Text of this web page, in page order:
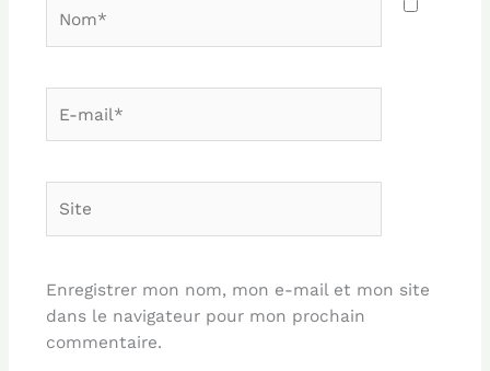
mail*
Enregistrer mon nom, mon e-mail et mon site
dans le navigateur pour mon prochain
commentaire.